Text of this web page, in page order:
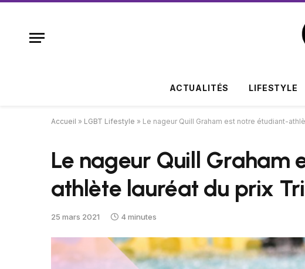
ACTUALITÉS LIFESTYLE
Accueil » LGBT Lifestyle » Le nageur Quill Graham est notre étudiant-
Le nageur Quill Graham
athlète lauréat du prix
25 mars 2021 4 minutes